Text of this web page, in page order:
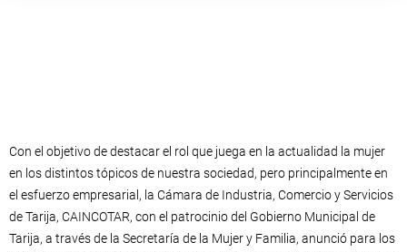
Con el objetivo de destacar el rol que juega en la actualidad la mujer
en los distintos tópicos de nuestra sociedad, pero principalmente en
el esfuerzo empresarial, la Cámara de Industria, Comercio y Servicios
de Tarija, CAINCOTAR, con el patrocinio del Gobierno Municipal de
Tarija, a través de la Secretaría de la Mujer y Familia, anunció para los